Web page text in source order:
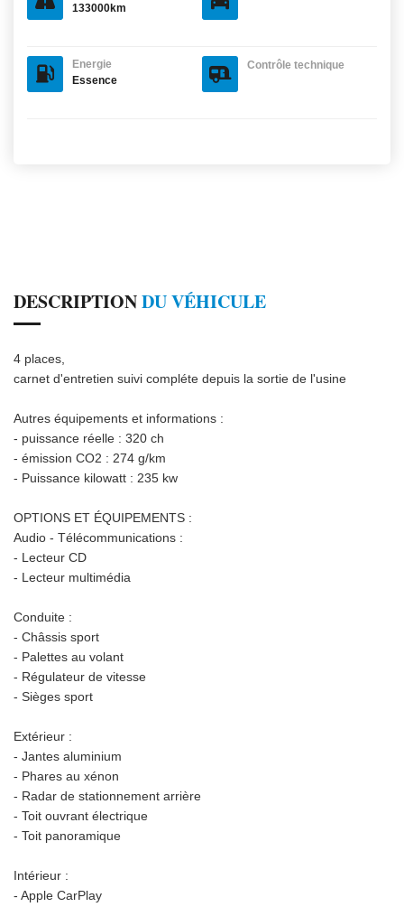
133000km
Energie
Essence
Contrôle technique
DESCRIPTIONDU VÉHICULE
4 places,
carnet d'entretien suivi compléte depuis la sortie de l'usine
Autres équipements et informations :
- puissance réelle : 320 ch
- émission CO2 : 274 g/km
- Puissance kilowatt : 235 kw
OPTIONS ET ÉQUIPEMENTS :
Audio - Télécommunications :
- Lecteur CD
- Lecteur multimédia
Conduite :
- Châssis sport
- Palettes au volant
- Régulateur de vitesse
- Sièges sport
Extérieur :
- Jantes aluminium
- Phares au xénon
- Radar de stationnement arrière
- Toit ouvrant électrique
- Toit panoramique
Intérieur :
- Apple CarPlay